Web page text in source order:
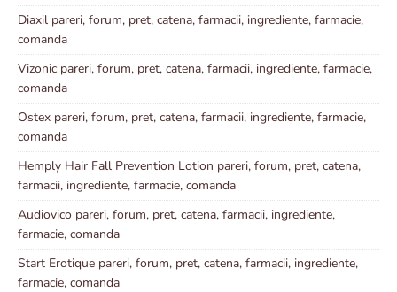
Diaxil pareri, forum, pret, catena, farmacii, ingrediente, farmacie,
comanda
Vizonic pareri, forum, pret, catena, farmacii, ingrediente, farmacie,
comanda
Ostex pareri, forum, pret, catena, farmacii, ingrediente, farmacie,
comanda
Hemply Hair Fall Prevention Lotion pareri, forum, pret, catena,
farmacii, ingrediente, farmacie, comanda
Audiovico pareri, forum, pret, catena, farmacii, ingrediente,
farmacie, comanda
Start Erotique pareri, forum, pret, catena, farmacii, ingrediente,
farmacie, comanda